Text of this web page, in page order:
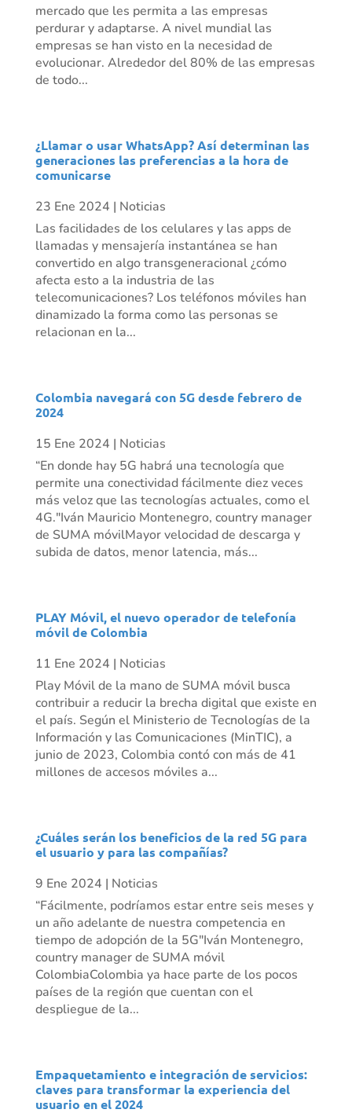
mercado que les permita a las empresas
perdurar y adaptarse. A nivel mundial las
empresas se han visto en la necesidad de
evolucionar. Alrededor del 80% de las empresas
de todo...
¿Llamar o usar WhatsApp? Así determinan las
generaciones las preferencias a la hora de
comunicarse
23 Ene 2024 | Noticias
Las facilidades de los celulares y las apps de
llamadas y mensajería instantánea se han
convertido en algo transgeneracional ¿cómo
afecta esto a la industria de las
telecomunicaciones? Los teléfonos móviles han
dinamizado la forma como las personas se
relacionan en la...
Colombia navegará con 5G desde febrero de
2024
15 Ene 2024 | Noticias
“En donde hay 5G habrá una tecnología que
permite una conectividad fácilmente diez veces
más veloz que las tecnologías actuales, como el
4G."Iván Mauricio Montenegro, country manager
de SUMA móvilMayor velocidad de descarga y
subida de datos, menor latencia, más...
PLAY Móvil, el nuevo operador de telefonía
móvil de Colombia
11 Ene 2024 | Noticias
Play Móvil de la mano de SUMA móvil busca
contribuir a reducir la brecha digital que existe en
el país. Según el Ministerio de Tecnologías de la
Información y las Comunicaciones (MinTIC), a
junio de 2023, Colombia contó con más de 41
millones de accesos móviles a...
¿Cuáles serán los beneficios de la red 5G para
el usuario y para las compañías?
9 Ene 2024 | Noticias
“Fácilmente, podríamos estar entre seis meses y
un año adelante de nuestra competencia en
tiempo de adopción de la 5G"Iván Montenegro,
country manager de SUMA móvil
ColombiaColombia ya hace parte de los pocos
países de la región que cuentan con el
despliegue de la...
Empaquetamiento e integración de servicios:
claves para transformar la experiencia del
usuario en el 2024